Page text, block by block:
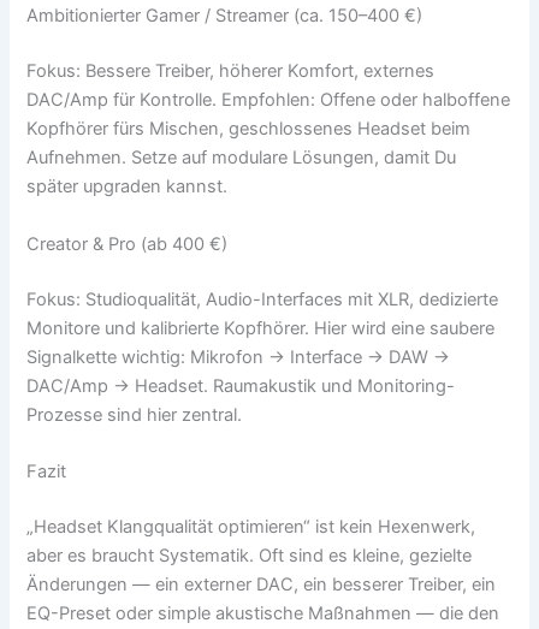
Ambitionierter Gamer / Streamer (ca. 150–400 €)
Fokus: Bessere Treiber, höherer Komfort, externes
DAC/Amp für Kontrolle. Empfohlen: Offene oder halboffene
Kopfhörer fürs Mischen, geschlossenes Headset beim
Aufnehmen. Setze auf modulare Lösungen, damit Du
später upgraden kannst.
Creator & Pro (ab 400 €)
Fokus: Studioqualität, Audio-Interfaces mit XLR, dedizierte
Monitore und kalibrierte Kopfhörer. Hier wird eine saubere
Signalkette wichtig: Mikrofon → Interface → DAW →
DAC/Amp → Headset. Raumakustik und Monitoring-
Prozesse sind hier zentral.
Fazit
„Headset Klangqualität optimieren“ ist kein Hexenwerk,
aber es braucht Systematik. Oft sind es kleine, gezielte
Änderungen — ein externer DAC, ein besserer Treiber, ein
EQ-Preset oder simple akustische Maßnahmen — die den